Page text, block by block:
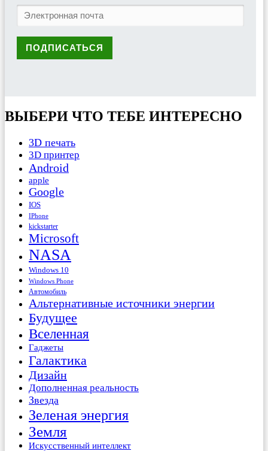
ВЫБЕРИ ЧТО ТЕБЕ ИНТЕРЕСНО
3D печать
3D принтер
Android
apple
Google
IOS
IPhone
kickstarter
Microsoft
NASA
Windows 10
Windows Phone
Автомобиль
Альтернативные источники энергии
Будущее
Вселенная
Гаджеты
Галактика
Дизайн
Дополненная реальность
Звезда
Зеленая энергия
Земля
Искусственный интеллект